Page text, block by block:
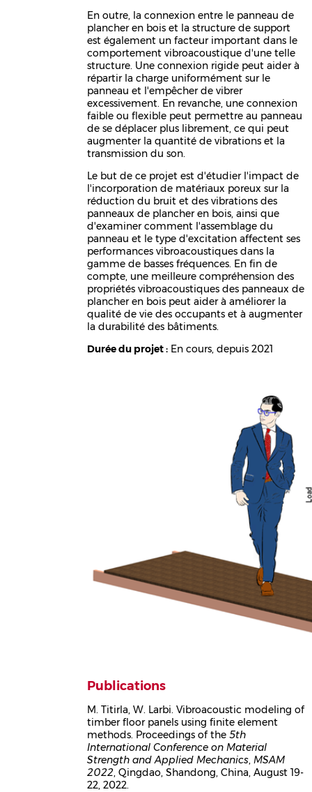
En outre, la connexion entre le panneau de
plancher en bois et la structure de support
est également un facteur important dans le
comportement vibroacoustique d'une telle
structure. Une connexion rigide peut aider à
répartir la charge uniformément sur le
panneau et l'empêcher de vibrer
excessivement. En revanche, une connexion
faible ou flexible peut permettre au panneau
de se déplacer plus librement, ce qui peut
augmenter la quantité de vibrations et la
transmission du son.
Le but de ce projet est d'étudier l'impact de
l'incorporation de matériaux poreux sur la
réduction du bruit et des vibrations des
panneaux de plancher en bois, ainsi que
d'examiner comment l'assemblage du
panneau et le type d'excitation affectent ses
performances vibroacoustiques dans la
gamme de basses fréquences. En fin de
compte, une meilleure compréhension des
propriétés vibroacoustiques des panneaux de
plancher en bois peut aider à améliorer la
qualité de vie des occupants et à augmenter
la durabilité des bâtiments.
Durée du projet : En cours, depuis 2021
Publications
Corps
M. Titirla, W. Larbi. Vibroacoustic modeling of
timber floor panels using finite element
methods. Proceedings of the5th
International Conference on Material
Strength and Applied Mechanics,MSAM
2022, Qingdao, Shandong, China, August 19-
22, 2022.